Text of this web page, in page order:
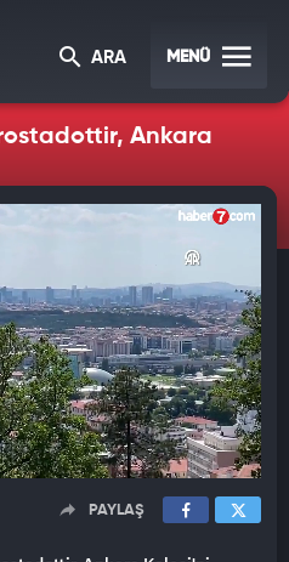
ARA MENÜ
Ankara
PAYLAŞ